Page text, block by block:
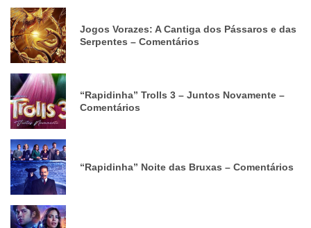
Jogos Vorazes: A Cantiga dos Pássaros e das
Serpentes – Comentários
“Rapidinha” Trolls 3 – Juntos Novamente –
Comentários
“Rapidinha” Noite das Bruxas – Comentários